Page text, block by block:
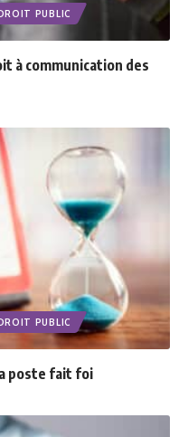
PUBLIC
à communication des
PUBLIC
poste fait foi